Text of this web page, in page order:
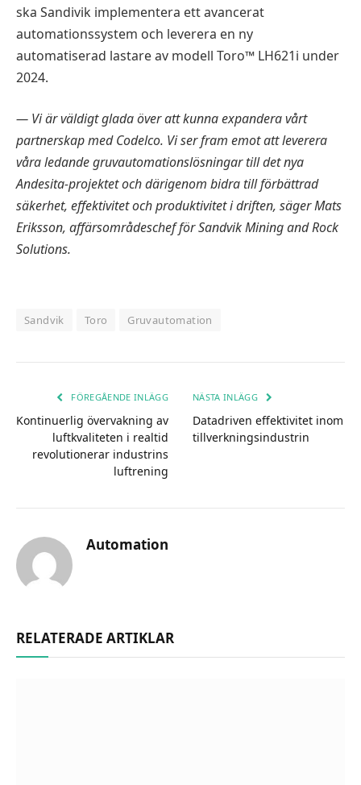
ska Sandivik implementera ett avancerat
automationssystem och leverera en ny
automatiserad lastare av modell Toro™ LH621i under
2024.
— Vi är väldigt glada över att kunna expandera vårt
partnerskap med Codelco. Vi ser fram emot att leverera
våra ledande gruvautomationslösningar till det nya
Andesita-projektet och därigenom bidra till förbättrad
säkerhet, effektivitet och produktivitet i driften, säger Mats
Eriksson, affärsområdeschef för Sandvik Mining and Rock
Solutions.
Sandvik Toro Gruvautomation
FÖREGÅENDE INLÄGG
Kontinuerlig övervakning av
luftkvaliteten i realtid
revolutionerar industrins
luftrening
NÄSTA INLÄGG
Datadriven effektivitet inom
tillverkningsindustrin
Automation
RELATERADE ARTIKLAR